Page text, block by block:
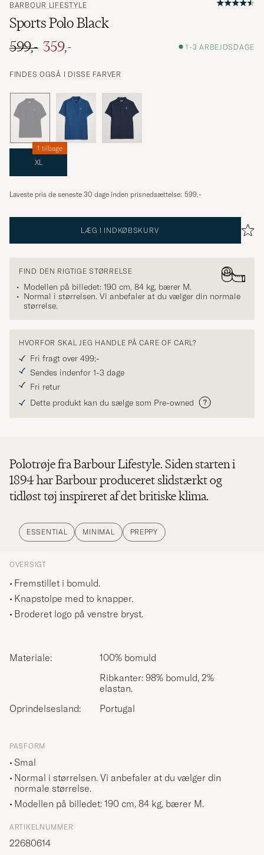
BARBOUR LIFESTYLE
Sports Polo Black
599,- 359,- 1-3 ARBEJDSDAGE
FINDES OGSÅ I DISSE FARVER
XL
1 tilbage
Laveste pris de seneste 30 dage inden prisnedsættelse: 599,-
LÆG I INDKØBSKURV
FIND DEN RIGTIGE STØRRELSE
Modellen på billedet: 190 cm, 84 kg, bærer M.
Normal i størrelsen. Vi anbefaler at du vælger din normale
størrelse.
HVORFOR SKAL JEG HANDLE PÅ CARE OF CARL?
Fri fragt over 499;-
Sendes indenfor 1-3 dage
Fri retur
Dette produkt kan du sælge som Pre-owned
Polotrøje fra Barbour Lifestyle. Siden starten i
1894 har Barbour produceret slidstærkt og
tidløst tøj inspireret af det britiske klima.
ESSENTIAL MINIMAL PREPPY
OVERSIGT
Fremstillet i bomuld.
Knapstolpe med to knapper.
Broderet logo på venstre bryst.
Materiale:
100% bomuld
Ribkanter: 98% bomuld, 2%
elastan.
Oprindelsesland:
Portugal
PASFORM
Smal
Normal i størrelsen. Vi anbefaler at du vælger din
normale størrelse.
Modellen på billedet: 190 cm, 84 kg, bærer M.
ARTIKELNUMMER
22680614